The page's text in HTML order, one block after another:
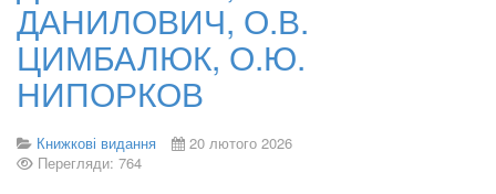
ДАНИЛОВИЧ, О.В.
ЦИМБАЛЮК, О.Ю.
НИПОРКОВ
Книжкові видання
20 лютого 2026
Перегляди: 764